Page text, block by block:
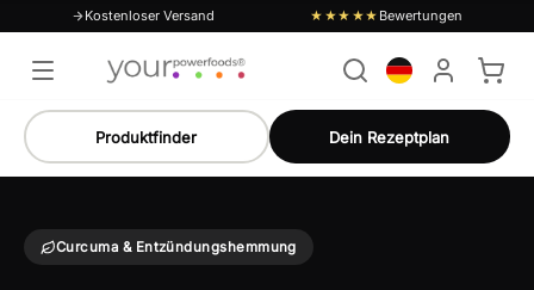
Kostenloser Versand ★★★★★ Bewertungen
Produktfinder Dein Rezeptplan
Curcuma & Entzündungshemmung